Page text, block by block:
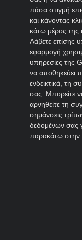
πάσα στιγμή
και κάνοντας
κάτω μέρος της
Λάβετε επίσης
εφαρμογή
υπηρεσίες της
να αποθηκεύει
ενδεικτικά, τη
σας. Μπορείτε
αρνηθείτε τη
σημάνσεις
δεδομένων σας
παρακάτω στην
ΓΚΡΑΝ ΠΡΙ
H2H
ΣΚΟΡ: -
25.07.26
F1
ΓΚΡΑΝ ΠΡΙ
Εύρος